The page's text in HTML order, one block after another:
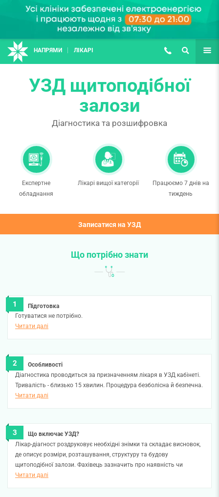
НАПРЯМИ ЛІКАРІ (067) 127-03-03
ПОШУК ЩЕ
УЗД щитоподібної
залози
Діагностика та розшифровка
Експертне
обладнання
Лікарі вищої категорії
Працюємо 7 днів на
тиждень
Записатися на УЗД
Що потрібно знати
Підготовка
Готуватися не потрібно.
Читати далі
Особливості
Діагностика проводиться за призначенням лікаря в УЗД кабінеті.
Тривалість - близько 15 хвилин. Процедура безболісна й безпечна.
Читати далі
Що включає УЗД?
Лікар-діагност роздруковує необхідні знімки та складає висновок,
де описує розміри, розташування, структуру та будову
щитоподібної залози. Фахівець зазначить про наявність чи
відсутність вузлів або кіст. Ендокринолог або терапевт
Читати далі